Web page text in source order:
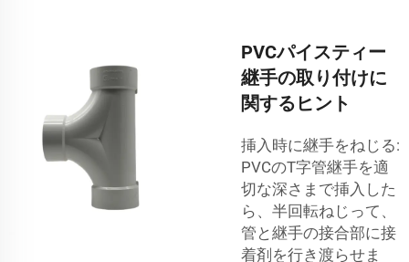
PVCパイスティー
継手の取り付けに
関するヒント
挿入時に継手をねじる:
PVCのT字管継手を適
切な深さまで挿入した
ら、半回転ねじって、
管と継手の接合部に接
着剤を行き渡らせま